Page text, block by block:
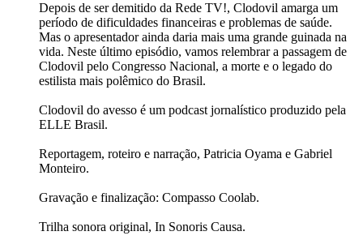
Depois de ser demitido da Rede TV!, Clodovil amarga um
período de dificuldades financeiras e problemas de saúde.
Mas o apresentador ainda daria mais uma grande guinada na
vida. Neste último episódio, vamos relembrar a passagem de
Clodovil pelo Congresso Nacional, a morte e o legado do
estilista mais polêmico do Brasil.
Clodovil do avesso é um podcast jornalístico produzido pela
ELLE Brasil.
Reportagem, roteiro e narração, Patricia Oyama e Gabriel
Monteiro.
Gravação e finalização: Compasso Coolab.
Trilha sonora original, In Sonoris Causa.